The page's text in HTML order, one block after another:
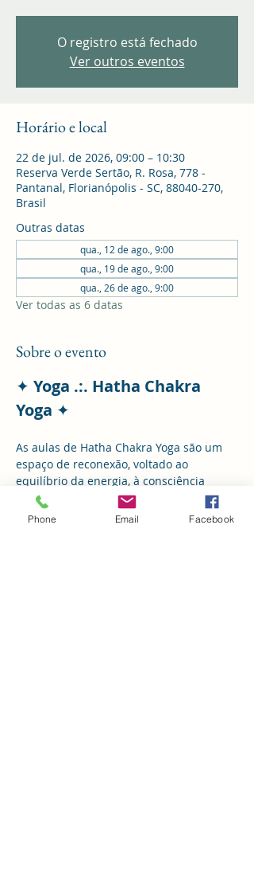
O registro está fechado
Ver outros eventos
Horário e local
22 de jul. de 2026, 09:00 – 10:30
Reserva Verde Sertão, R. Rosa, 778 -
Pantanal, Florianópolis - SC, 88040-270,
Brasil
Outras datas
qua., 12 de ago., 9:00
qua., 19 de ago., 9:00
qua., 26 de ago., 9:00
Ver todas as 6 datas
Sobre o evento
✦ Yoga .:. Hatha Chakra
Yoga ✦
As aulas de Hatha Chakra Yoga são um
espaço de reconexão, voltado ao
equilíbrio da energia, à consciência
corporal e ao cultivo da presença.
Phone Email Facebook